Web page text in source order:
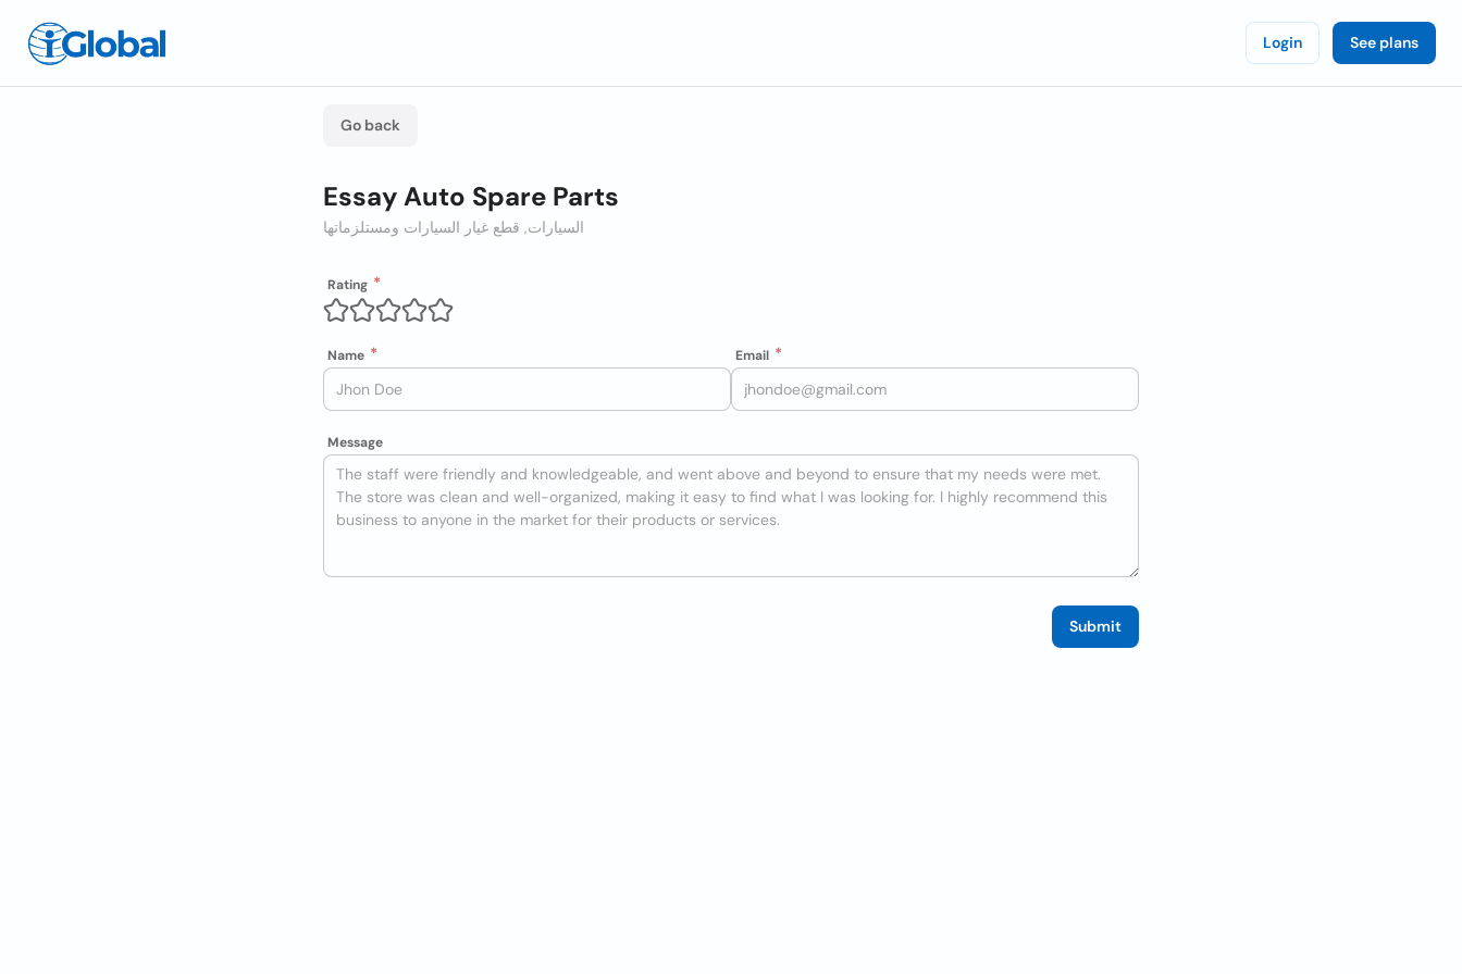
Login See plans
Go back
Essay Auto Spare Parts
السيارات, قطع غيار السيارات ومستلزماتها
Rating
Name Email
Message
Submit